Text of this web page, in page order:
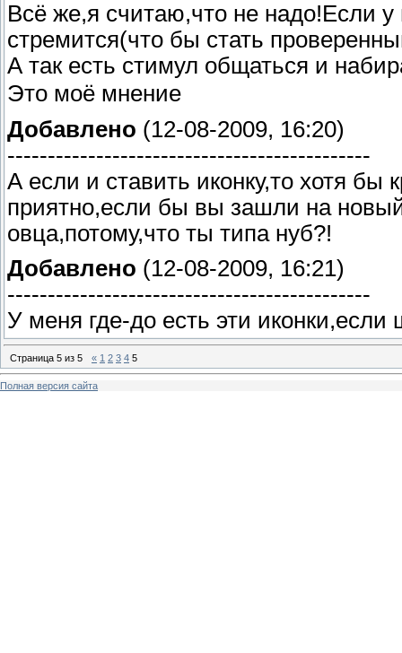
Всё же,я считаю,что не надо!Если у
стремится(что бы стать
А так есть стимул общаться и
Это моё мнение
Добавлено (12-08-2009, 16:20)
---------------------------------------------
А если и ставить иконку,то хотя
приятно,если бы вы зашли на
овца,потому,что ты типа нуб?!
Добавлено (12-08-2009, 16:21)
---------------------------------------------
У меня где-до есть эти
Страница 5 из 5 « 1 2 3 4 5
Полная версия сайта